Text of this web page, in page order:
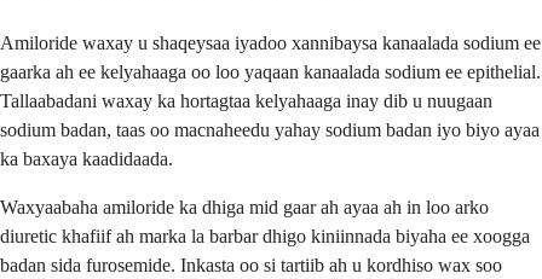
Amiloride waxay u shaqeysaa iyadoo xannibaysa kanaalada sodium ee
gaarka ah ee kelyahaaga oo loo yaqaan kanaalada sodium ee epithelial.
Tallaabadani waxay ka hortagtaa kelyahaaga inay dib u nuugaan
sodium badan, taas oo macnaheedu yahay sodium badan iyo biyo ayaa
ka baxaya kaadidaada.
Waxyaabaha amiloride ka dhiga mid gaar ah ayaa ah in loo arko
diuretic khafiif ah marka la barbar dhigo kiniinnada biyaha ee xoogga
badan sida furosemide. Inkasta oo si tartiib ah u kordhiso wax soo